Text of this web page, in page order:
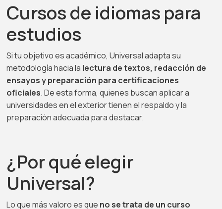
Cursos de idiomas para
estudios
Si tu objetivo es académico, Universal adapta su
metodología hacia la lectura de textos, redacción de
ensayos y preparación para certificaciones
oficiales. De esta forma, quienes buscan aplicar a
universidades en el exterior tienen el respaldo y la
preparación adecuada para destacar.
¿Por qué elegir
Universal?
Lo que más valoro es que no se trata de un curso